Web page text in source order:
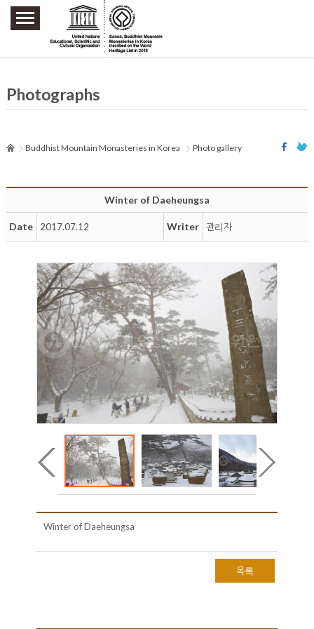
주요메뉴 바로가기
본문 바로가기
하단메뉴 바로가기
Photographs
Buddhist Mountain Monasteries in Korea Photo gallery
Winter of Daeheungsa
Date 2017.07.12 Writer 관리자
Winter of Daeheungsa
목록